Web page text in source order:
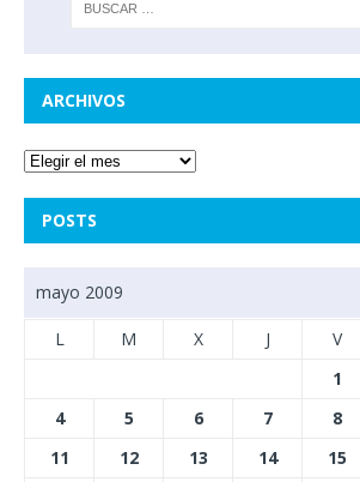
ARCHIVOS
POSTS
mayo 2009
L M X J V
1
4
5 6 7 8
11
12 13 14 15